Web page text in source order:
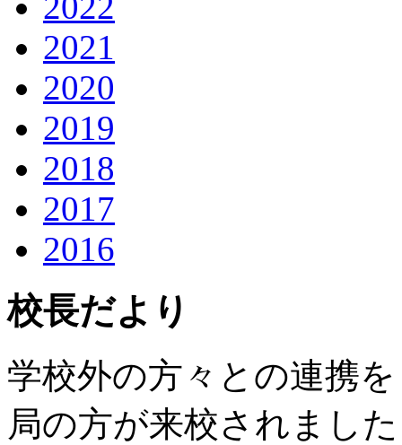
2021
2020
2019
2018
2017
2016
校長だより
学校外の方々との連携
局の方が来校されまし